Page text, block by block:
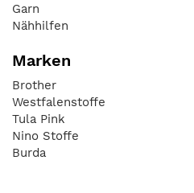
Garn
Nähhilfen
Marken
Brother
Westfalenstoffe
Tula Pink
Nino Stoffe
Burda